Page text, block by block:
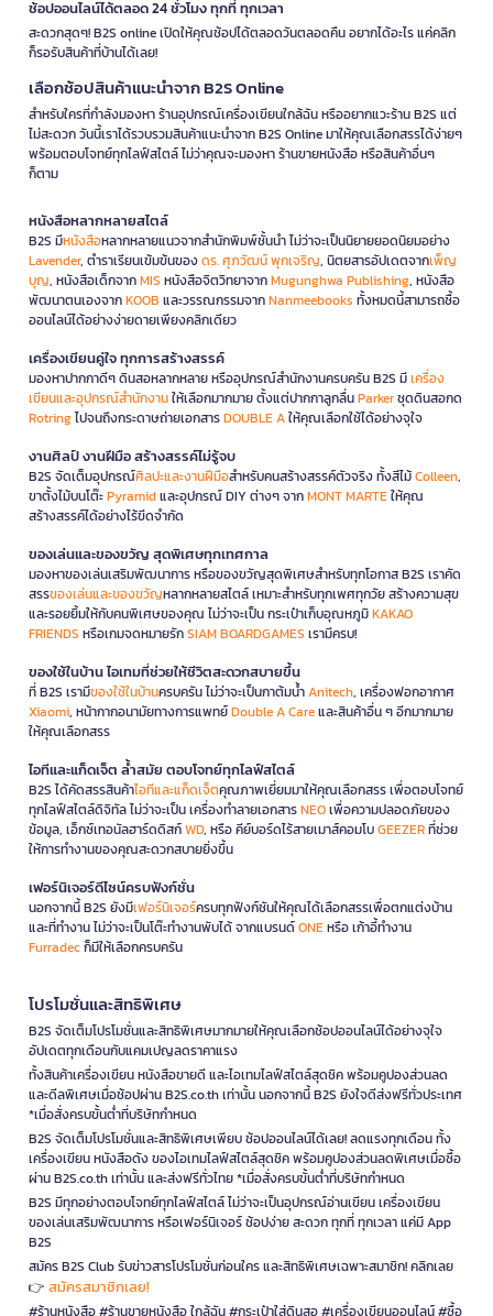
ช้อปออนไลน์ได้ตลอด 24 ชั่วโมง ทุกที่ ทุกเวลา
สะดวกสุดๆ! B2S online เปิดให้คุณช้อปได้ตลอดวันตลอดคืน อยากได้อะไร แค่คลิก
ก็รอรับสินค้าที่บ้านได้เลย!
เลือกช้อปสินค้าแนะนำจาก B2S Online
สำหรับใครที่กำลังมองหา ร้านอุปกรณ์เครื่องเขียนใกล้ฉัน หรืออยากแวะร้าน B2S แต่
ไม่สะดวก วันนี้เราได้รวบรวมสินค้าแนะนำจาก B2S Online มาให้คุณเลือกสรรได้ง่ายๆ
พร้อมตอบโจทย์ทุกไลฟ์สไตล์ ไม่ว่าคุณจะมองหา ร้านขายหนังสือ หรือสินค้าอื่นๆ
ก็ตาม
หนังสือหลากหลายสไตล์
B2S มีหนังสือหลากหลายแนวจากสำนักพิมพ์ชั้นนำ ไม่ว่าจะเป็นนิยายยอดนิยมอย่าง
Lavender, ตำราเรียนเข้มข้นของดร. ศุภวัฒน์ พุกเจริญ, นิตยสารอัปเดตจากเพ็ญ
บุญ, หนังสือเด็กจากMIS หนังสือจิตวิทยาจากMugunghwa Publishing, หนังสือ
พัฒนาตนเองจากKOOB และวรรณกรรมจากNanmeebooks ทั้งหมดนี้สามารถซื้อ
ออนไลน์ได้อย่างง่ายดายเพียงคลิกเดียว
เครื่องเขียนคู่ใจ ทุกการสร้างสรรค์
มองหาปากกาดีๆ ดินสอหลากหลาย หรืออุปกรณ์สำนักงานครบครัน B2S มีเครื่อง
เขียนและอุปกรณ์สำนักงานให้เลือกมากมาย ตั้งแต่ปากกาลูกลื่นParkerชุดดินสอกด
Rotringไปจนถึงกระดาษถ่ายเอกสารDOUBLE Aให้คุณเลือกใช้ได้อย่างจุใจ
งานศิลป์ งานฝีมือ สร้างสรรค์ไม่รู้จบ
B2S จัดเต็มอุปกรณ์ศิลปะและงานฝีมือสำหรับคนสร้างสรรค์ตัวจริง ทั้งสีไม้Colleen,
ขาตั้งไม้บนโต๊ะPyramidและอุปกรณ์ DIY ต่างๆ จากMONT MARTEให้คุณ
สร้างสรรค์ได้อย่างไร้ขีดจำกัด
ของเล่นและของขวัญ สุดพิเศษทุกเทศกาล
มองหาของเล่นเสริมพัฒนาการ หรือของขวัญสุดพิเศษสำหรับทุกโอกาส B2S เราคัด
สรรของเล่นและของขวัญหลากหลายสไตล์ เหมาะสำหรับทุกเพศทุกวัย สร้างความสุข
และรอยยิ้มให้กับคนพิเศษของคุณ ไม่ว่าจะเป็น กระเป๋าเก็บอุณหภูมิKAKAO
FRIENDS หรือเกมจดหมายรักSIAM BOARDGAMES เรามีครบ!
ของใช้ในบ้าน ไอเทมที่ช่วยให้ชีวิตสะดวกสบายขึ้น
ที่ B2S เรามีของใช้ในบ้านครบครัน ไม่ว่าจะเป็นกาต้มน้ำAnitech, เครื่องฟอกอากาศ
Xiaomi, หน้ากากอนามัยทางการแพทย์Double A Careและสินค้าอื่น ๆ อีกมากมาย
ให้คุณเลือกสรร
ไอทีและแก็ดเจ็ต ล้ำสมัย ตอบโจทย์ทุกไลฟ์สไตล์
B2S ได้คัดสรรสินค้าไอทีและแก็ดเจ็ตคุณภาพเยี่ยมมาให้คุณเลือกสรร เพื่อตอบโจทย์
ทุกไลฟ์สไตล์ดิจิทัล ไม่ว่าจะเป็น เครื่องทำลายเอกสารNEOเพื่อความปลอดภัยของ
ข้อมูล, เอ็กซ์เทอนัลฮาร์ดดิสก์WD, หรือ คีย์บอร์ดไร้สายเมาส์คอมโบGEEZERที่ช่วย
ให้การทำงานของคุณสะดวกสบายยิ่งขึ้น
เฟอร์นิเจอร์ดีไซน์ครบฟังก์ชั่น
นอกจากนี้ B2S ยังมีเฟอร์นิเจอร์ครบทุกฟังก์ชันให้คุณได้เลือกสรรเพื่อตกแต่งบ้าน
และที่ทำงาน ไม่ว่าจะเป็นโต๊ะทำงานพับได้ จากแบรนด์ONEหรือ เก้าอี้ทำงาน
Furradecก็มีให้เลือกครบครัน
โปรโมชั่นและสิทธิพิเศษ
B2S จัดเต็มโปรโมชั่นและสิทธิพิเศษมากมายให้คุณเลือกช้อปออนไลน์ได้อย่างจุใจ
อัปเดตทุกเดือนกับแคมเปญลดราคาแรง
ทั้งสินค้าเครื่องเขียน หนังสือขายดี และไอเทมไลฟ์สไตล์สุดชิค พร้อมคูปองส่วนลด
และดีลพิเศษเมื่อช้อปผ่าน B2S.co.th เท่านั้น นอกจากนี้ B2S ยังใจดีส่งฟรีทั่วประเทศ
*เมื่อสั่งครบขั้นต่ำที่บริษัทกำหนด
B2S จัดเต็มโปรโมชั่นและสิทธิพิเศษเพียบ ช้อปออนไลน์ได้เลย! ลดแรงทุกเดือน ทั้ง
เครื่องเขียน หนังสือดัง ของไอเทมไลฟ์สไตล์สุดชิค พร้อมคูปองส่วนลดพิเศษเมื่อซื้อ
ผ่าน B2S.co.th เท่านั้น และส่งฟรีทั่วไทย *เมื่อสั่งครบขั้นต่ำที่บริษัทกำหนด
B2S มีทุกอย่างตอบโจทย์ทุกไลฟ์สไตล์ ไม่ว่าจะเป็นอุปกรณ์อ่านเขียน เครื่องเขียน
ของเล่นเสริมพัฒนาการ หรือเฟอร์นิเจอร์ ช้อปง่าย สะดวก ทุกที่ ทุกเวลา แค่มี App
B2S
สมัคร B2S Club รับข่าวสารโปรโมชั่นก่อนใคร และสิทธิพิเศษเฉพาะสมาชิก! คลิกเลย
👉 สมัครสมาชิกเลย!
#ร้านหนังสือ #ร้านขายหนังสือ ใกล้ฉัน #กระเป๋าใส่ดินสอ #เครื่องเขียนออนไลน์ #ซื้อ